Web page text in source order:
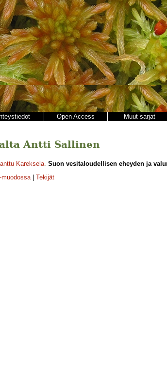
Open Access Muut sarjat
Antti Sallinen
Kareksela. Suon vesitaloudellisen eheyden ja
| Tekijät